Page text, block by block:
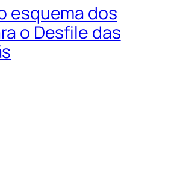
esquema dos
o Desfile das